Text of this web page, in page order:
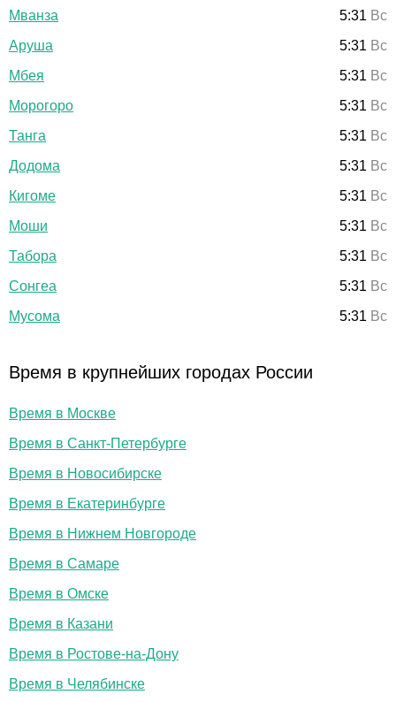
Мванза
5:31 Вс
Аруша
5:31 Вс
Мбея
5:31 Вс
Морогоро
5:31 Вс
Танга
5:31 Вс
Додома
5:31 Вс
Кигоме
5:31 Вс
Моши
5:31 Вс
Табора
5:31 Вс
Сонгеа
5:31 Вс
Мусома
5:31 Вс
Время в крупнейших городах России
Время в Москве
Время в Санкт-Петербурге
Время в Новосибирске
Время в Екатеринбурге
Время в Нижнем Новгороде
Время в Самаре
Время в Омске
Время в Казани
Время в Ростове-на-Дону
Время в Челябинске